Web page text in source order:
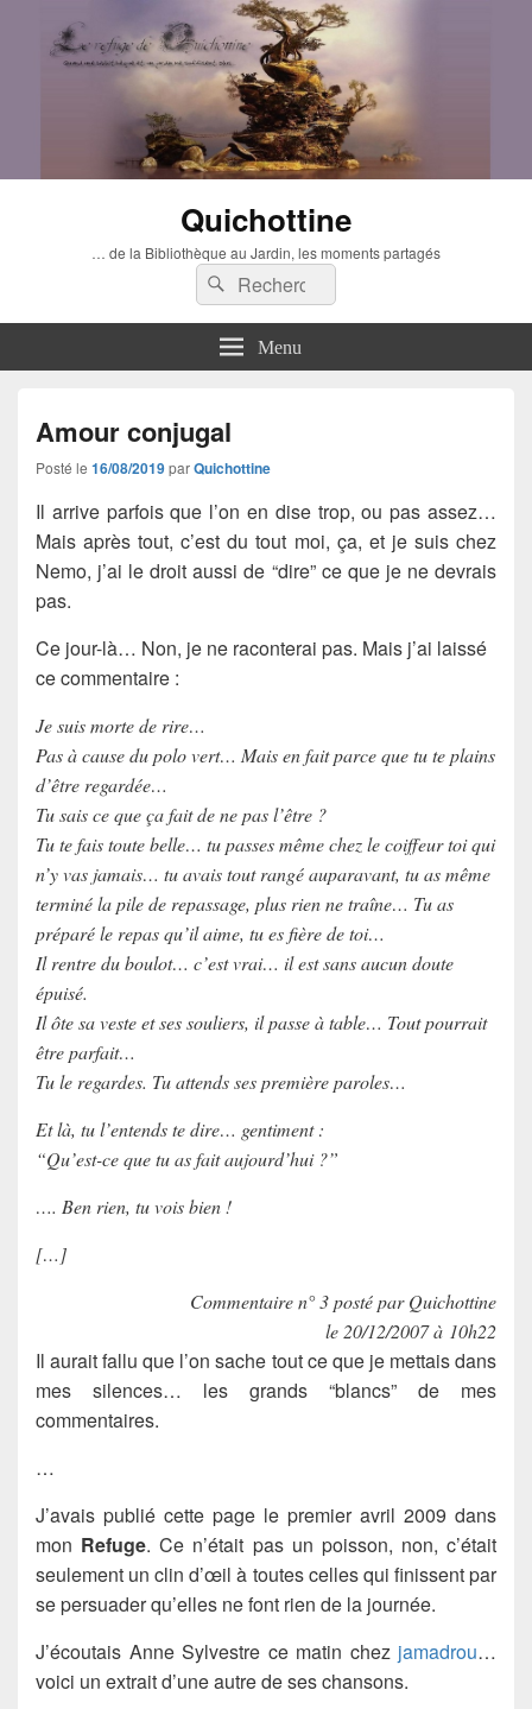
Quichottine
… de la Bibliothèque au Jardin, les moments partagés
Recherche :
Rechercher
Menu
Amour conjugal
Posté le 16/08/2019parQuichottine
Il arrive parfois que l’on en dise trop, ou pas assez…
Mais après tout, c’est du tout moi, ça, et je suis chez
Nemo, j’ai le droit aussi de “dire” ce que je ne devrais
pas.
Ce jour-là… Non, je ne raconterai pas. Mais j’ai laissé
ce commentaire :
Je suis morte de rire…
Pas à cause du polo vert… Mais en fait parce que tu te plains
d’être regardée…
Tu sais ce que ça fait de ne pas l’être ?
Tu te fais toute belle… tu passes même chez le coiffeur toi qui
n’y vas jamais… tu avais tout rangé auparavant, tu as même
terminé la pile de repassage, plus rien ne traîne… Tu as
préparé le repas qu’il aime, tu es fière de toi…
Il rentre du boulot… c’est vrai… il est sans aucun doute
épuisé.
Il ôte sa veste et ses souliers, il passe à table… Tout pourrait
être parfait…
Tu le regardes. Tu attends ses première paroles…
Et là, tu l’entends te dire… gentiment :
“Qu’est-ce que tu as fait aujourd’hui ?”
…. Ben rien, tu vois bien !
[…]
Commentaire n° 3 posté par Quichottine
le 20/12/2007 à 10h22
Il aurait fallu que l’on sache tout ce que je mettais dans
mes silences… les grands “blancs” de mes
commentaires.
…
J’avais publié cette page le premier avril 2009 dans
mon Refuge. Ce n’était pas un poisson, non, c’était
seulement un clin d’œil à toutes celles qui finissent par
se persuader qu’elles ne font rien de la journée.
J’écoutais Anne Sylvestre ce matin chez jamadrou…
voici un extrait d’une autre de ses chansons.